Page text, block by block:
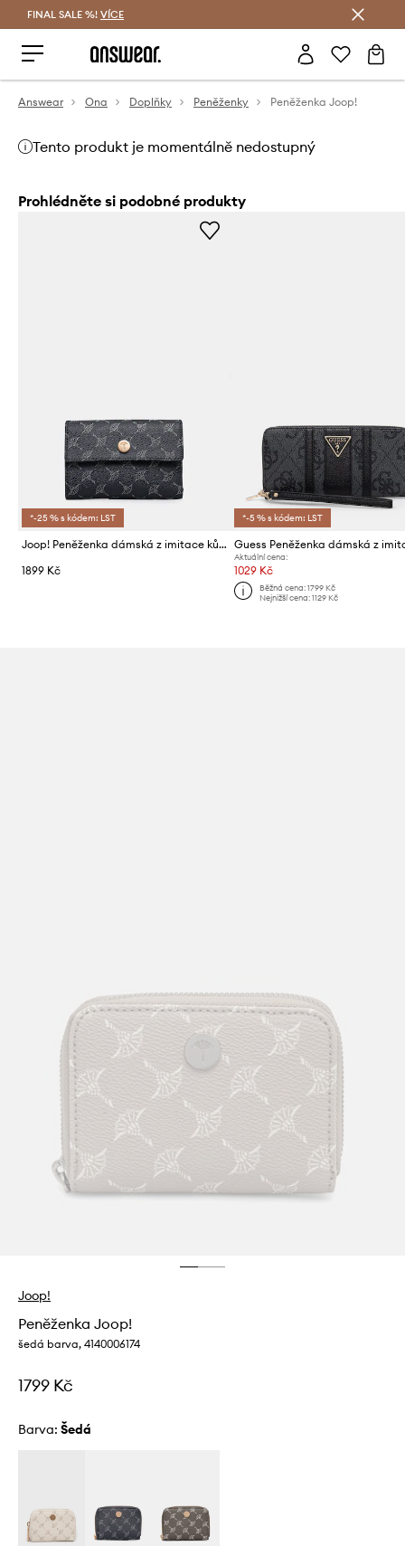
FINAL SALE %! VÍCE
Answear Ona Doplňky Peněženky Peněženka Joop!
Tento produkt je momentálně nedostupný
Prohlédněte si podobné produkty
*-25 % s kódem: LST
Joop! Peněženka dámská z imitace kůže
1899 Kč
*-5 % s kódem: LST
Aktuální cena:
1029 Kč
Běžná cena: 1799 Kč
Nejnižší cena: 1129 Kč
Joop!
Peněženka Joop!
šedá barva, 4140006174
1799 Kč
Barva: šedá